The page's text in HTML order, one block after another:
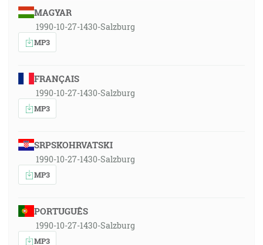
MAGYAR
1990-10-27-1430-Salzburg
MP3
FRANÇAIS
1990-10-27-1430-Salzburg
MP3
SRPSKOHRVATSKI
1990-10-27-1430-Salzburg
MP3
PORTUGUÊS
1990-10-27-1430-Salzburg
MP3